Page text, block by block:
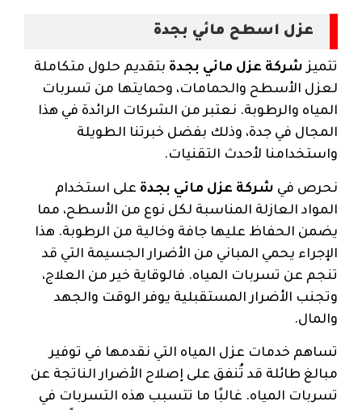
عزل اسطح مائي بجدة
تتميز شركة عزل مائي بجدة بتقديم حلول متكاملة
لعزل الأسطح والحمامات، وحمايتها من تسربات
المياه والرطوبة. نعتبر من الشركات الرائدة في هذا
المجال في جدة، وذلك بفضل خبرتنا الطويلة
واستخدامنا لأحدث التقنيات.
نحرص في شركة عزل مائي بجدة على استخدام
المواد العازلة المناسبة لكل نوع من الأسطح، مما
يضمن الحفاظ عليها جافة وخالية من الرطوبة. هذا
الإجراء يحمي المباني من الأضرار الجسيمة التي قد
تنجم عن تسربات المياه. فالوقاية خير من العلاج،
وتجنب الأضرار المستقبلية يوفر الوقت والجهد
والمال.
تساهم خدمات عزل المياه التي نقدمها في توفير
مبالغ طائلة قد تُنفق على إصلاح الأضرار الناتجة عن
تسربات المياه. غالبًا ما تتسبب هذه التسربات في